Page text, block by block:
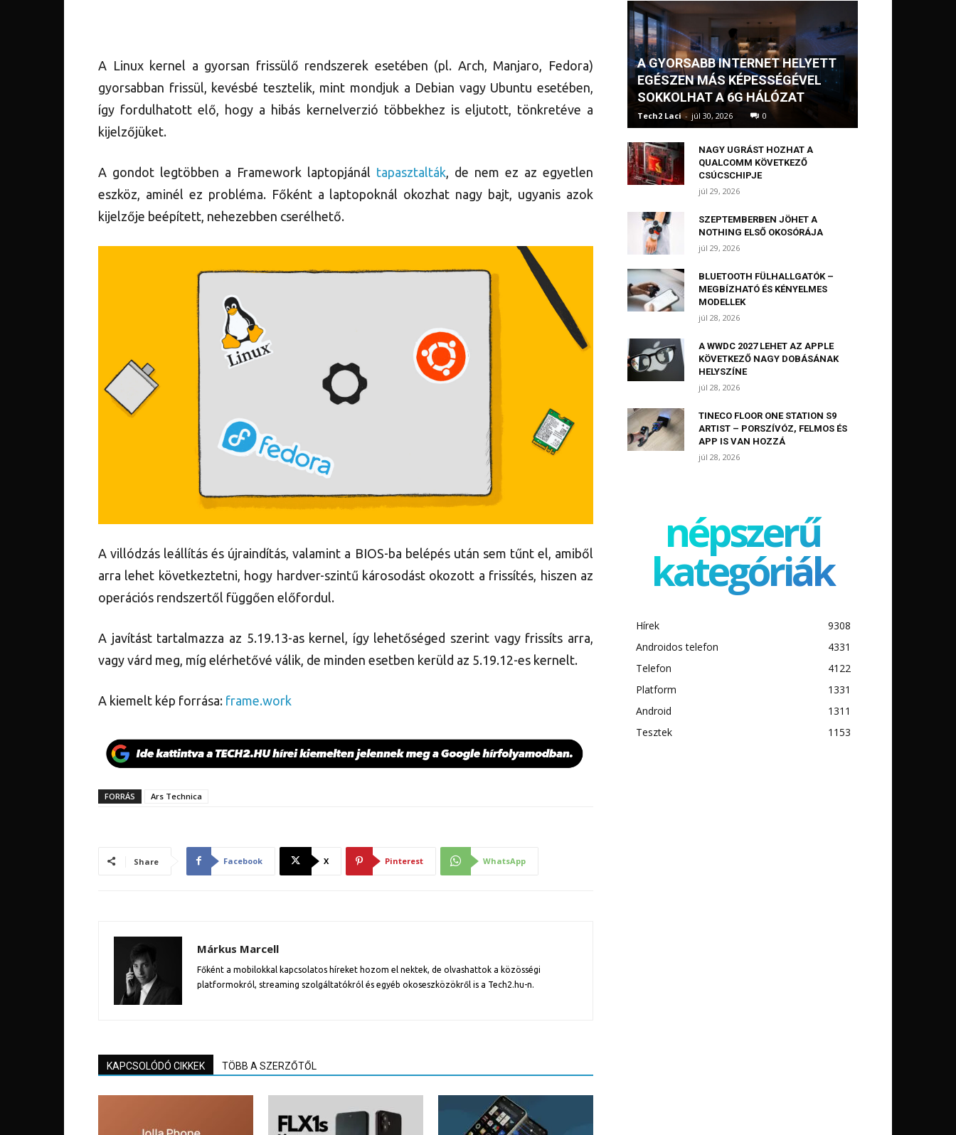
A Linux kernel a gyorsan frissülő rendszerek esetében (pl. Arch, Manjaro, Fedora)
gyorsabban frissül, kevésbé tesztelik, mint mondjuk a Debian vagy Ubuntu esetében,
így fordulhatott elő, hogy a hibás kernelverzió többekhez is eljutott, tönkretéve a
kijelzőjüket.
A gondot legtöbben a Framework laptopjánál tapasztalták , de nem ez az egyetlen
eszköz, aminél ez probléma. Főként a laptopoknál okozhat nagy bajt, ugyanis azok
kijelzője beépített, nehezebben cserélhető.
A villódzás leállítás és újraindítás, valamint a BIOS-ba belépés után sem tűnt el, amiből
arra lehet következtetni, hogy hardver-szintű károsodást okozott a frissítés, hiszen az
operációs rendszertől függően előfordul.
A javítást tartalmazza az 5.19.13-as kernel, így lehetőséged szerint vagy frissíts arra,
vagy várd meg, míg elérhetővé válik, de minden esetben kerüld az 5.19.12-es kernelt.
A kiemelt kép forrása: frame.work
FORRÁS Ars Technica
Share Facebook X Pinterest WhatsApp
Márkus Marcell
Főként a mobilokkal kapcsolatos híreket hozom el nektek, de olvashattok a közösségi
platformokról, streaming szolgáltatókról és egyéb okoseszközökről is a Tech2.hu-n.
KAPCSOLÓDÓ CIKKEK TÖBB A SZERZŐTŐL
A GYORSABB INTERNET HELYETT
EGÉSZEN MÁS KÉPESSÉGÉVEL
SOKKOLHAT A 6G HÁLÓZAT
Tech2 Laci - júl 30, 2026 0
NAGY UGRÁST HOZHAT A
QUALCOMM KÖVETKEZŐ
CSÚCSCHIPJE
júl 29, 2026
SZEPTEMBERBEN JÖHET A
NOTHING ELSŐ OKOSÓRÁJA
júl 29, 2026
BLUETOOTH FÜLHALLGATÓK –
MEGBÍZHATÓ ÉS KÉNYELMES
MODELLEK
júl 28, 2026
A WWDC 2027 LEHET AZ APPLE
KÖVETKEZŐ NAGY DOBÁSÁNAK
HELYSZÍNE
júl 28, 2026
TINECO FLOOR ONE STATION S9
ARTIST – PORSZÍVÓZ, FELMOS ÉS
APP IS VAN HOZZÁ
júl 28, 2026
népszerű
kategóriák
Hírek
9308
Androidos telefon
4331
Telefon
4122
Platform
1331
Android
1311
Tesztek
1153